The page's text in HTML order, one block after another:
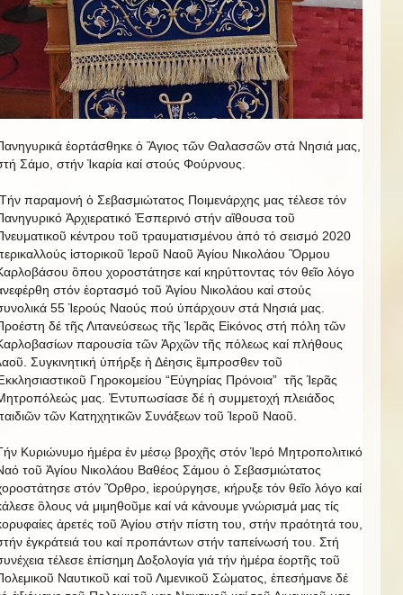
ἑορτάσθηκε ὁ Ἃγιος τῶν Θαλασσῶν στά Νησιά μας,
Σάμο, στήν Ἰκαρία καί στούς Φούρνους.
παραμονή ὁ Σεβασμιώτατος Ποιμενάρχης μας τέλεσε τόν
Ἀρχιερατικό Ἐσπερινό στήν αἲθουσα τοῦ
κέντρου τοῦ τραυματισμένου ἀπό τό σεισμό 2020
ἱστορικοῦ Ἱεροῦ Ναοῦ Ἁγίου Νικολάου Ὂρμου
ὂπου χοροστάτησε καί κηρύττοντας τόν θεῖο λόγο
στόν ἑορτασμό τοῦ Ἁγίου Νικολάου καί στούς
55 Ἱερούς Ναούς πού ὑπάρχουν στά Νησιά μας.
δέ τῆς Λιτανεύσεως τῆς Ἱερᾶς Εἰκόνος στή πόλη τῶν
παρουσία τῶν Ἀρχῶν τῆς πόλεως καί πλήθους
Συγκινητική ὑπήρξε ἡ Δέησις ἒμπροσθεν τοῦ
Γηροκομείου “Εὐγηρίας Πρόνοια” τῆς Ἱερᾶς
μας. Ἐντυπωσίασε δέ ἡ συμμετοχή πλειάδος
τῶν Κατηχητικῶν Συνάξεων τοῦ Ἱεροῦ Ναοῦ.
Κυριώνυμο ἡμέρα ἐν μέσῳ βροχῆς στόν Ἱερό Μητροπολιτικό
τοῦ Ἁγίου Νικολάου Βαθέος Σάμου ὁ Σεβασμιώτατος
στόν Ὂρθρο, ἱερούργησε, κήρυξε τόν θεῖο λόγο καί
ὃλους νά μιμηθοῦμε καί νά κάνουμε γνώρισμά μας τίς
ἀρετές τοῦ Ἁγίου στήν πίστη του, στήν πραότητά του,
ἐγκράτειά του καί προπάντων στήν ταπείνωσή του. Στή
τέλεσε ἐπίσημη Δοξολογία γιά τήν ἡμέρα ἑορτῆς τοῦ
Ναυτικοῦ καί τοῦ Λιμενικοῦ Σώματος, ἐπεσήμανε δέ